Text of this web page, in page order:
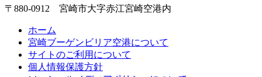
〒880-0912 宮崎市大字赤江宮崎空港内
ホーム
宮崎ブーゲンビリア空港について
サイトのご利用について
個人情報保護方針